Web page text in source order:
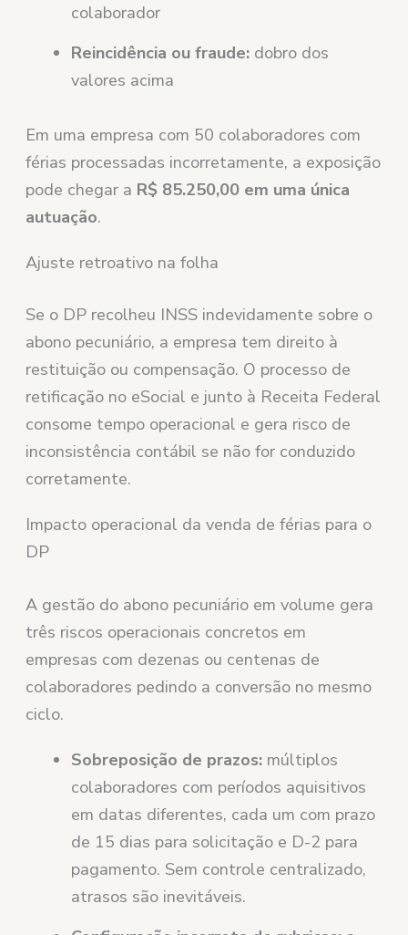
colaborador
Reincidência ou fraude: dobro dos
valores acima
Em uma empresa com 50 colaboradores com
férias processadas incorretamente, a exposição
pode chegar a R$ 85.250,00 em uma única
autuação.
Ajuste retroativo na folha
Se o DP recolheu INSS indevidamente sobre o
abono pecuniário, a empresa tem direito à
restituição ou compensação. O processo de
retificação no eSocial e junto à Receita Federal
consome tempo operacional e gera risco de
inconsistência contábil se não for conduzido
corretamente.
Impacto operacional da venda de férias para o
DP
A gestão do abono pecuniário em volume gera
três riscos operacionais concretos em
empresas com dezenas ou centenas de
colaboradores pedindo a conversão no mesmo
ciclo.
Sobreposição de prazos: múltiplos
colaboradores com períodos aquisitivos
em datas diferentes, cada um com prazo
de 15 dias para solicitação e D-2 para
pagamento. Sem controle centralizado,
atrasos são inevitáveis.